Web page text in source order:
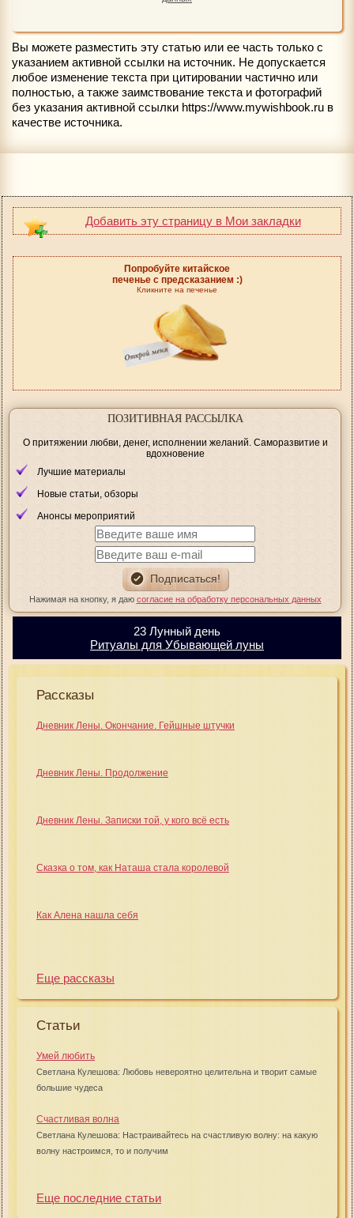
Вы можете разместить эту статью или ее часть только с
указанием активной ссылки на источник. Не допускается
любое изменение текста при цитировании частично или
полностью, а также заимствование текста и фотографий
без указания активной ссылки https://www.mywishbook.ru в
качестве источника.
Добавить эту страницу в Мои закладки
Попробуйте китайское
печенье с предсказанием :)
Кликните на печенье
ПОЗИТИВНАЯ РАССЫЛКА
О притяжении любви, денег, исполнении желаний. Саморазвитие и
вдохновение
Лучшие материалы
Новые статьи, обзоры
Анонсы мероприятий
Нажимая на кнопку, я даю согласие на обработку персональных данных
23 Лунный день
Ритуалы для Убывающей луны
Рассказы
Дневник Лены. Окончание. Гейшные штучки
Дневник Лены. Продолжение
Дневник Лены. Записки той, у кого всё есть
Сказка о том, как Наташа стала королевой
Как Алена нашла себя
Еще рассказы
Статьи
Умей любить
Светлана Кулешова: Любовь невероятно целительна и творит самые
большие чудеса
Счастливая волна
Светлана Кулешова: Настраивайтесь на счастливую волну: на какую
волну настроимся, то и получим
Еще последние статьи